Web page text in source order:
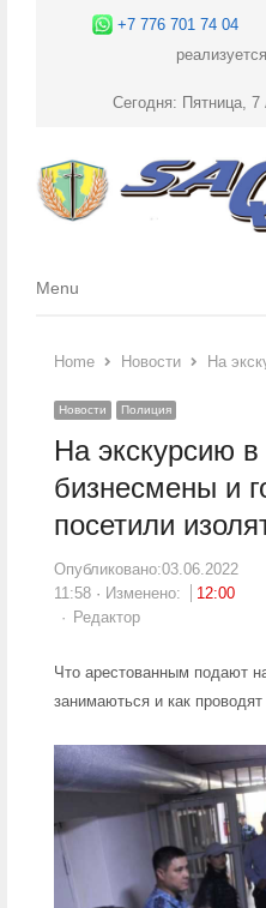
+7 776 701 74 04
Сегодня: Пятница, 7
Menu
Menu
Home Новости На
Новости Полиция
На экскурсию
бизнесмены и
посетили
Опубликовано:03.06.2022
11:58
Изменено:
12:00
Author
Редактор
Что арестованным подают
занимаються и как проводят